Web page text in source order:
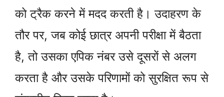
को ट्रैक करने में मदद करती है। उदाहरण के
तौर पर, जब कोई छात्र अपनी परीक्षा में बैठता
है, तो उसका एपिक नंबर उसे दूसरों से अलग
करता है और उसके परिणामों को सुरक्षित रूप से